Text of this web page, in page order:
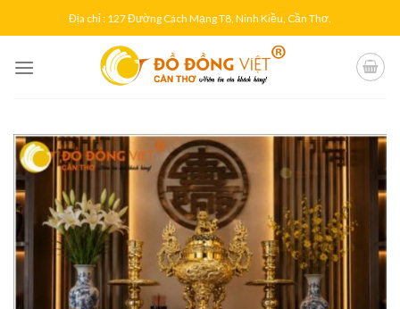
to
Địa chỉ : 127 Đường Cách Mạng T8, Ninh Kiều, Cần Thơ.